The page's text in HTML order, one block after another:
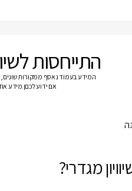
התייחסות
המידע בעמוד נאסף ממקורות שונים,
אם ידוע לכםן מידע
מגדרי?